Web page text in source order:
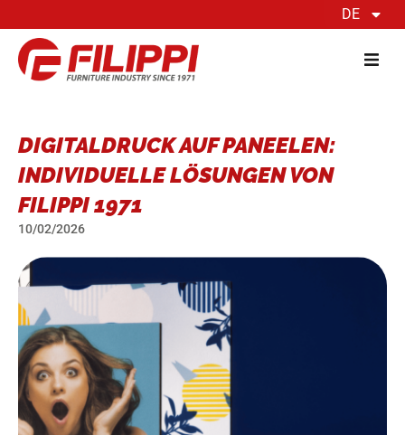
DE
DIGITALDRUCK AUF PANEELEN:
INDIVIDUELLE LÖSUNGEN VON
FILIPPI 1971
10/02/2026